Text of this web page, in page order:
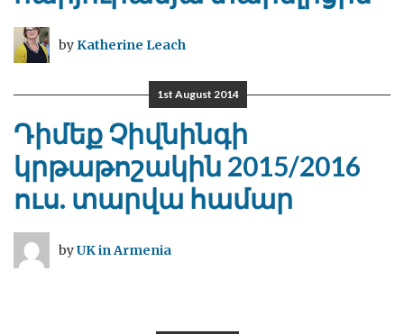
byKatherine Leach
1st August 2014
Դիմեք Չիվնինգի
կրթաթոշակին 2015/2016
ուս. տարվա համար
byUK in Armenia